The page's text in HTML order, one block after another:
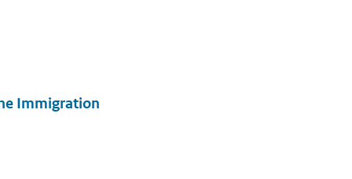
Immigration